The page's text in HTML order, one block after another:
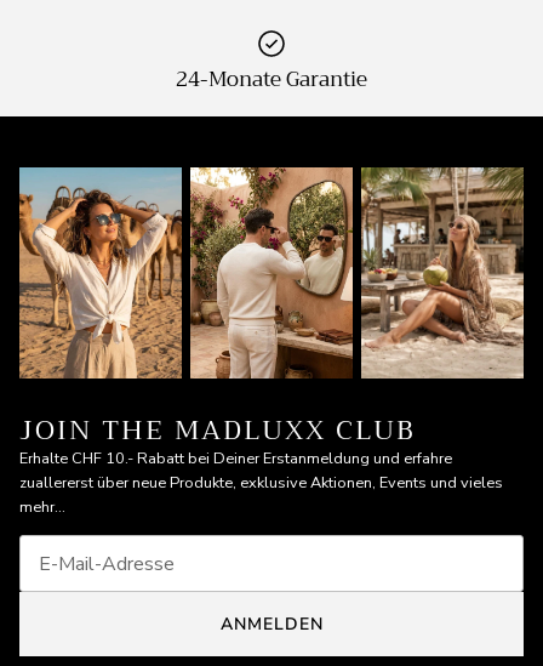
24-Monate Garantie
JOIN THE MADLUXX CLUB
Erhalte CHF 10.- Rabatt bei Deiner Erstanmeldung und erfahre
zuallererst über neue Produkte, exklusive Aktionen, Events und vieles
mehr...
ANMELDEN